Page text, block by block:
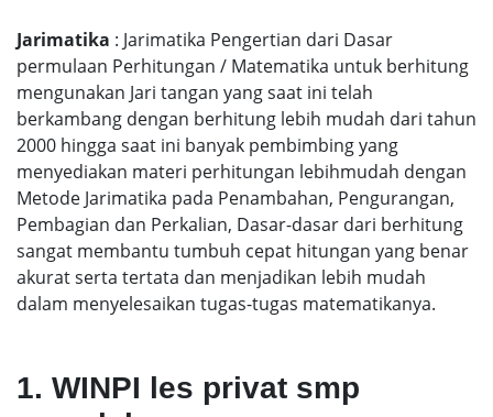
Jarimatika : Jarimatika Pengertian dari Dasar
permulaan Perhitungan / Matematika untuk berhitung
mengunakan Jari tangan yang saat ini telah
berkambang dengan berhitung lebih mudah dari tahun
2000 hingga saat ini banyak pembimbing yang
menyediakan materi perhitungan lebihmudah dengan
Metode Jarimatika pada Penambahan, Pengurangan,
Pembagian dan Perkalian, Dasar-dasar dari berhitung
sangat membantu tumbuh cepat hitungan yang benar
akurat serta tertata dan menjadikan lebih mudah
dalam menyelesaikan tugas-tugas matematikanya.
1. WINPI les privat smp